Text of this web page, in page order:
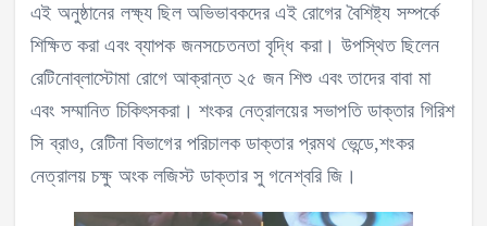
এই অনুষ্ঠানের লক্ষ্য ছিল অভিভাবকদের এই রোগের বৈশিষ্ট্য সম্পর্কে
শিক্ষিত করা এবং ব্যাপক জনসচেতনতা বৃদ্ধি করা। উপস্থিত ছিলেন
রেটিনোব্লাস্টোমা রোগে আক্রান্ত ২৫ জন শিশু এবং তাদের বাবা মা
এবং সম্মানিত চিকিৎসকরা। শংকর নেত্রালয়ের সভাপতি ডাক্তার গিরিশ
সি ব্রাও, রেটিনা বিভাগের পরিচালক ডাক্তার প্রমথ ভেন্ডে,শংকর
নেত্রালয় চক্ষু অংক লজিস্ট ডাক্তার সু গনেশ্বরি জি।